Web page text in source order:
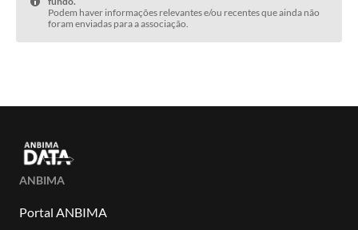
Podem haver informações relevantes e/ou recentes que ainda não
foram enviadas para a associação.
ANBIMA
Portal ANBIMA